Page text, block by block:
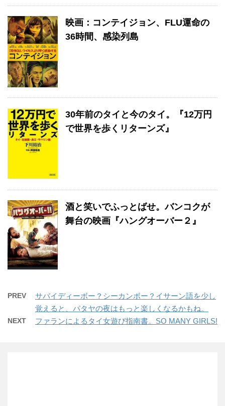
映画：コンテイジョン、FLU運命の
36時間、感染列島
30年前のタイと今のタイ。『12万円
で世界を歩くリターンズ』
酒と笑いでふっとばせ。バンコクが
舞台の映画『ハングオーバー２』
PREV
サバイディーボー？シーカンボー？イサーン語を少し
覚えると、パタヤの夜はもっと楽しくなるかもね。
NEXT ファランによるタイ女遊び指南書。SO MANY GIRLS!